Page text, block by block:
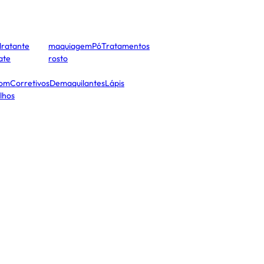
CorretivosDemaquilantesLápis
maquiagemPóTratamentos
rosto